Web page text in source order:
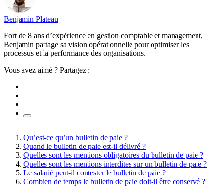
Benjamin Plateau
Fort de 8 ans d’expérience en gestion comptable et management,
Benjamin partage sa vision opérationnelle pour optimiser les
processus et la performance des organisations.
Vous avez aimé ? Partagez :
Qu’est-ce qu’un bulletin de paie ?
Quand le bulletin de paie est-il délivré ?
Quelles sont les mentions obligatoires du bulletin de paie ?
Quelles sont les mentions interdites sur un bulletin de paie ?
Le salarié peut-il contester le bulletin de paie ?
Combien de temps le bulletin de paie doit-il être conservé ?